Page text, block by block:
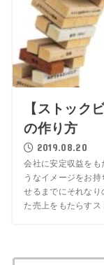
【ストック
の作り方
2019.08.20
会社に安定収益をも
うなイメージをお
せるまでにそれなり
た売上をもたらすス